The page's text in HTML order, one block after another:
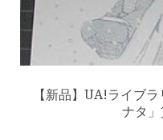
【新品】UA!ライブ
ナタ